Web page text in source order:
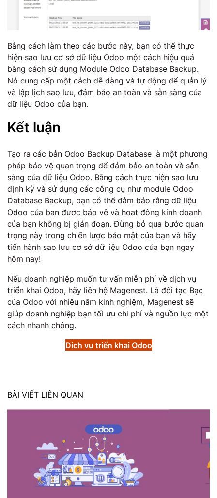
Bằng cách làm theo các bước này, bạn có thể thực
hiện sao lưu cơ sở dữ liệu Odoo một cách hiệu quả
bằng cách sử dụng Module Odoo Database Backup.
Nó cung cấp một cách dễ dàng và tự động để quản lý
và lập lịch sao lưu, đảm bảo an toàn và sẵn sàng của
dữ liệu Odoo của bạn.
Kết luận
Tạo ra các bản Odoo Backup Database là một phương
pháp bảo vệ quan trọng để đảm bảo an toàn và sẵn
sàng của dữ liệu Odoo. Bằng cách thực hiện sao lưu
định kỳ và sử dụng các công cụ như module Odoo
Database Backup, bạn có thể đảm bảo rằng dữ liệu
Odoo của bạn được bảo vệ và hoạt động kinh doanh
của bạn không bị gián đoạn. Đừng bỏ qua bước quan
trọng này trong chiến lược bảo mật của bạn và hãy
tiến hành sao lưu cơ sở dữ liệu Odoo của bạn ngay
hôm nay!
Nếu doanh nghiệp muốn tư vấn miễn phí về dịch vụ
triển khai Odoo, hãy liên hệ Magenest. Là đối tạc Bạc
của Odoo với nhiều năm kinh nghiệm, Magenest sẽ
giúp doanh nghiệp bạn tối ưu chi phí và nguồn lực một
cách nhanh chóng.
Dịch vụ triển khai Odoo
BÀI VIẾT LIÊN QUAN